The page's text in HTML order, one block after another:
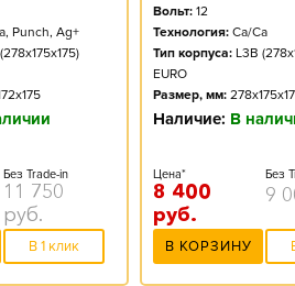
Punch, Ag+
Без Trade-in
11 750
руб.
В 1 клик
Вольт: 12
Технология: Ca/Ca
Тип корпуса: L3B
EURO
Размер, мм:
Наличие: В
Цена*
8 400
руб.
Без
9
В КОРЗИНУ